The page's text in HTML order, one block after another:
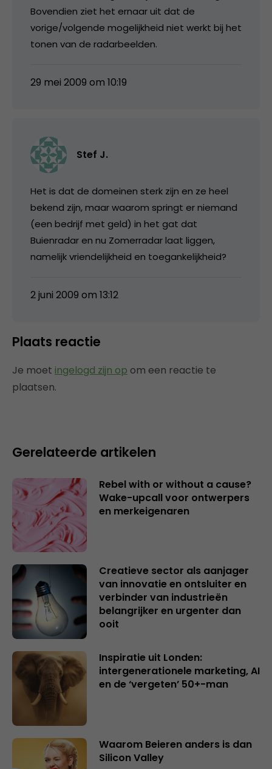
Bovendien ziet het ernaar uit dat de
vorige/volgende mogelijkheid niet werkt bij het
tonen van de radarbeelden.
29 mei 2009 om 10:19
Stef J.
Het is dat de domeinen sterk zijn en ze heel
bekend zijn, maar waarom springt er niemand
(een bedrijf met geld) in het gat dat
Buienradar en nu Zomerradar laat liggen,
namelijk vriendelijkheid en toegankelijkheid?
2 juni 2009 om 13:12
Plaats reactie
Je moet ingelogd zijn op om een reactie te
plaatsen.
Gerelateerde artikelen
Rebel with or without a cause?
Wake-upcall voor ontwerpers
en merkeigenaren
Creatieve sector als aanjager
van innovatie en ontsluiter en
verbinder van industrieën
belangrijker en urgenter dan
ooit
Inspiratie uit Londen:
intergenerationele marketing, AI
en de ‘vergeten’ 50+-man
Waarom Beieren anders is dan
Silicon Valley